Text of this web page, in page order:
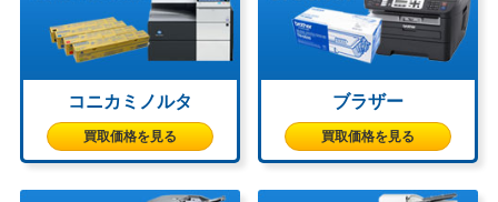
コニカミノルタ
買取価格を見る
ブラザー
買取価格を見る